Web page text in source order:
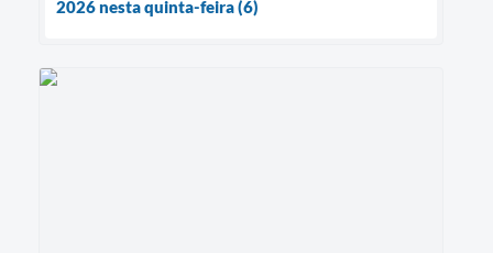
2026 nesta quinta-feira (6)